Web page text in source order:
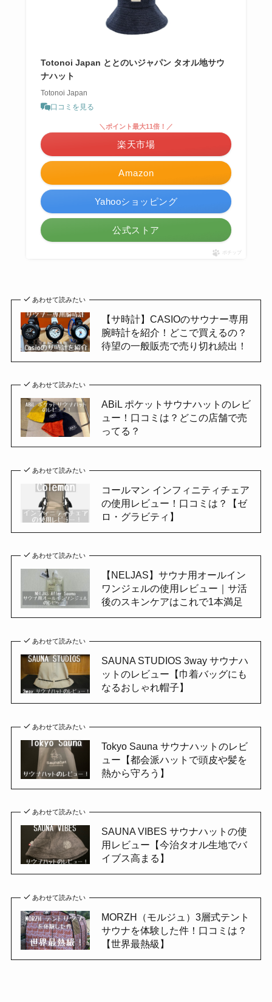
Totonoi Japan ととのいジャパン タオル地サウ
ナハット
Totonoi Japan
口コミを見る
Amazon
＼ポイント最大11倍！／
楽天市場
Yahooショッピング
公式ストア
ポチップ
あわせて読みたい
【サ時計】CASIOのサウナー専用
腕時計を紹介！どこで買えるの？
待望の一般販売で売り切れ続出！
あわせて読みたい
ABiL ポケットサウナハットのレビ
ュー！口コミは？どこの店舗で売
ってる？
あわせて読みたい
コールマン インフィニティチェア
の使用レビュー！口コミは？【ゼ
ロ・グラビティ】
あわせて読みたい
【NELJAS】サウナ用オールイン
ワンジェルの使用レビュー｜サ活
後のスキンケアはこれで1本満足
あわせて読みたい
SAUNA STUDIOS 3way サウナハ
ットのレビュー【巾着バッグにも
なるおしゃれ帽子】
あわせて読みたい
Tokyo Sauna サウナハットのレビ
ュー【都会派ハットで頭皮や髪を
熱から守ろう】
あわせて読みたい
SAUNA VIBES サウナハットの使
用レビュー【今治タオル生地でバ
イブス高まる】
あわせて読みたい
MORZH（モルジュ）3層式テント
サウナを体験した件！口コミは？
【世界最熱級】